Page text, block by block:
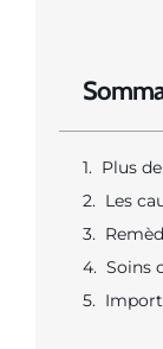
Plus
Les
Soins